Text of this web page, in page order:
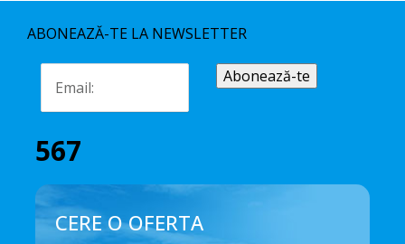
ABONEAZĂ-TE LA NEWSLETTER
567
CERE O OFERTA